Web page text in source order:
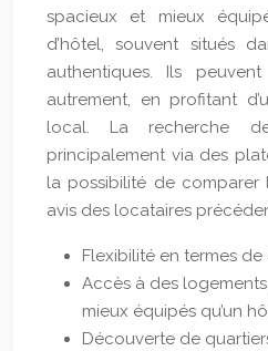
spacieux et mieux
d’hôtel, souvent situés
authentiques. Ils
autrement, en profitant
local. La recherche
principalement via des
la possibilité de
avis des locataires
Flexibilité en termes de
Accès à des
mieux équipés qu’un
Découverte de